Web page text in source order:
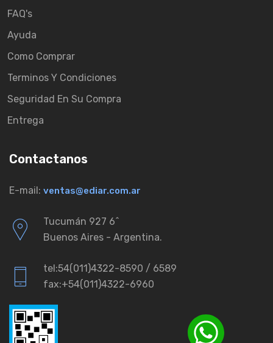
FAQ's
Ayuda
Como Comprar
Terminos Y Condiciones
Seguridad En Su Compra
Entrega
Contactanos
E-mail: ventas@ediar.com.ar
Tucumán 927 6ˆ
Buenos Aires - Argentina.
tel:54(011)4322-8590 / 6589
fax:+54(011)4322-6960